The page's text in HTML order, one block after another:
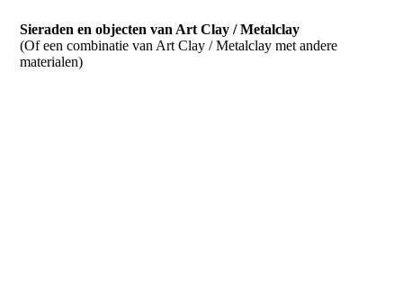
Sieraden en objecten van Art Clay / Metalclay
(Of een combinatie van Art Clay / Metalclay met andere
materialen)